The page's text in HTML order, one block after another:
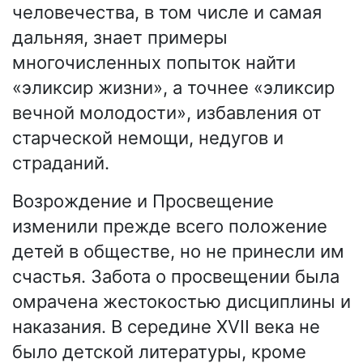
человечества, в том числе и самая
дальняя, знает примеры
многочисленных попыток найти
«эликсир жизни», а точнее «эликсир
вечной молодости», избавления от
старческой немощи, недугов и
страданий.
Возрождение и Просвещение
изменили прежде всего положение
детей в обществе, но не принесли им
счастья. Забота о просвещении была
омрачена жестокостью дисциплины и
наказания. В середине XVII века не
было детской литературы, кроме